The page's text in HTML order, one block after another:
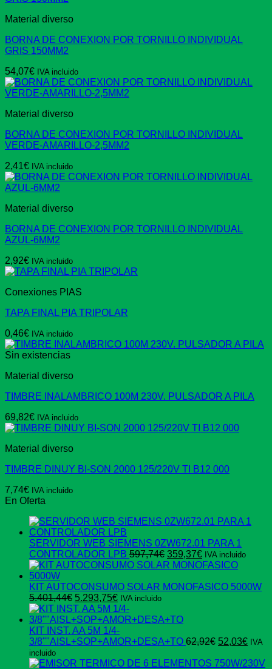
Material diverso
BORNA DE CONEXION POR TORNILLO INDIVIDUAL
GRIS 150MM2
54,07€ IVA incluido
Material diverso
BORNA DE CONEXION POR TORNILLO INDIVIDUAL
VERDE-AMARILLO-2,5MM2
2,41€ IVA incluido
Material diverso
BORNA DE CONEXION POR TORNILLO INDIVIDUAL
AZUL-6MM2
2,92€ IVA incluido
Conexiones PIAS
TAPA FINAL PIA TRIPOLAR
0,46€ IVA incluido
Sin existencias
Material diverso
TIMBRE INALAMBRICO 100M 230V. PULSADOR A PILA
69,82€ IVA incluido
Material diverso
TIMBRE DINUY BI-SON 2000 125/220V TI B12 000
7,74€ IVA incluido
En Oferta
SERVIDOR WEB SIEMENS 0ZW672.01 PARA 1
CONTROLADOR LPB 597,74€ El
precio
era:
359,37€El
precio
es:
IVA incluido
KIT AUTOCONSUMO SOLAR MONOFASICO 5000W
5.401,44€ El
precio
original
era:
5.401,44€.
5.293,75€El
precio
actual
es:
5.293,75€.
IVA incluido
KIT INST. AA 5M 1/4-
3/8""AISL+SOP+AMOR+DESA+TO 62,92€ El
original
52,03€ElIVA
incluido